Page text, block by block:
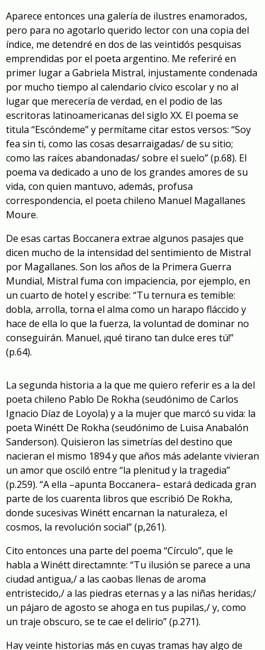
Aparece entonces una galería de ilustres enamorados,
pero para no agotarlo querido lector con una copia del
índice, me detendré en dos de las veintidós pesquisas
emprendidas por el poeta argentino. Me referiré en
primer lugar a Gabriela Mistral, injustamente condenada
por mucho tiempo al calendario cívico escolar y no al
lugar que merecería de verdad, en el podio de las
escritoras latinoamericanas del siglo XX. El poema se
titula “Escóndeme” y permítame citar estos versos: “Soy
fea sin ti, como las cosas desarraigadas/ de su sitio;
como las raíces abandonadas/ sobre el suelo” (p.68). El
poema va dedicado a uno de los grandes amores de su
vida, con quien mantuvo, además, profusa
correspondencia, el poeta chileno Manuel Magallanes
Moure.
De esas cartas Boccanera extrae algunos pasajes que
dicen mucho de la intensidad del sentimiento de Mistral
por Magallanes. Son los años de la Primera Guerra
Mundial, Mistral fuma con impaciencia, por ejemplo, en
un cuarto de hotel y escribe: “Tu ternura es temible:
dobla, arrolla, torna el alma como un harapo fláccido y
hace de ella lo que la fuerza, la voluntad de dominar no
conseguirán. Manuel, ¡qué tirano tan dulce eres tú!”
(p.64).
La segunda historia a la que me quiero referir es a la del
poeta chileno Pablo De Rokha (seudónimo de Carlos
Ignacio Díaz de Loyola) y a la mujer que marcó su vida: la
poeta Winétt De Rokha (seudónimo de Luisa Anabalón
Sanderson). Quisieron las simetrías del destino que
nacieran el mismo 1894 y que años más adelante vivieran
un amor que osciló entre “la plenitud y la tragedia”
(p.259). “A ella –apunta Boccanera– estará dedicada gran
parte de los cuarenta libros que escribió De Rokha,
donde sucesivas Winétt encarnan la naturaleza, el
cosmos, la revolución social” (p,261).
Cito entonces una parte del poema “Círculo”, que le
habla a Winétt directamnte: “Tu ilusión se parece a una
ciudad antigua,/ a las caobas llenas de aroma
entristecido,/ a las piedras eternas y a las niñas heridas;/
un pájaro de agosto se ahoga en tus pupilas,/ y, como
un traje obscuro, se te cae el delirio” (p.271).
Hay veinte historias más en cuyas tramas hay algo de